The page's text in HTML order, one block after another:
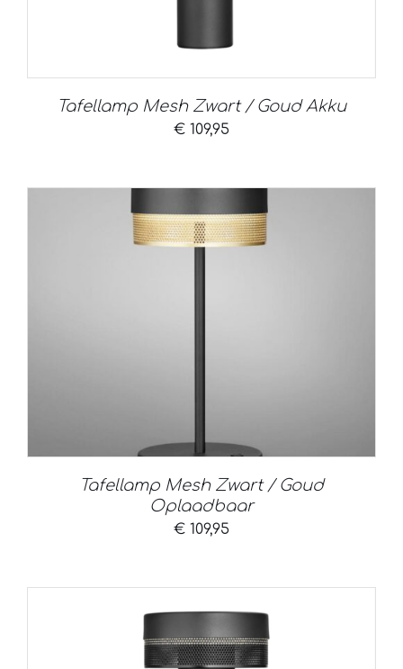
Tafellamp Mesh Zwart / Goud Akku
€ 109,95
Tafellamp Mesh Zwart / Goud
Oplaadbaar
€ 109,95